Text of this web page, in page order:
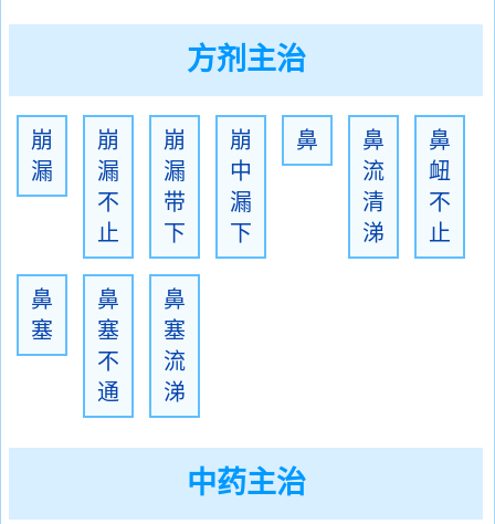
方剂主治
崩
漏
崩
漏
不
止
崩
漏
带
下
崩
中
漏
下
鼻
鼻
流
清
涕
鼻
衄
不
止
鼻
塞
鼻
塞
不
通
鼻
塞
流
涕
中药主治